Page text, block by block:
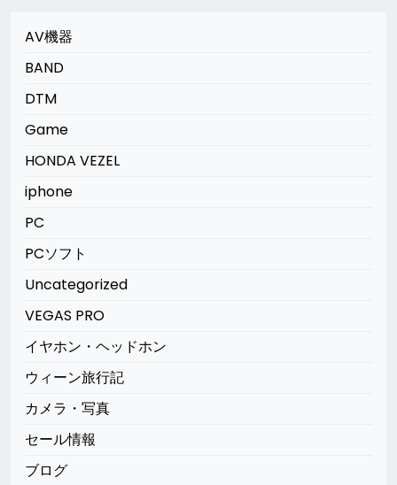
AV機器
BAND
DTM
Game
HONDA VEZEL
iphone
PC
PCソフト
Uncategorized
VEGAS PRO
イヤホン・ヘッドホン
ウィーン旅行記
カメラ・写真
セール情報
ブログ